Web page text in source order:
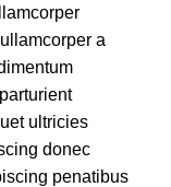
a
ultricies
donec
penatibus